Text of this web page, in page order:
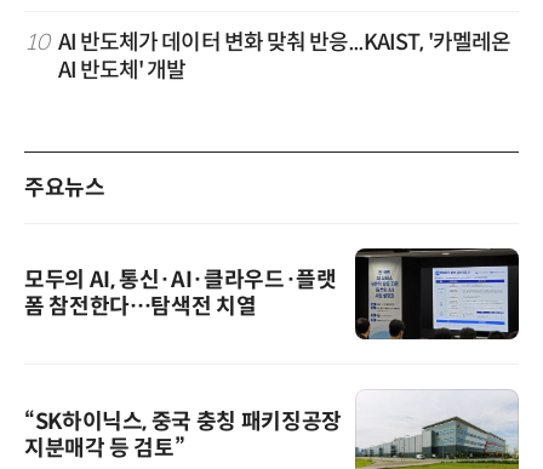
10 AI 반도체가 데이터 변화 맞춰 반응...KAIST, '카멜레온
AI 반도체' 개발
주요뉴스
모두의 AI, 통신·AI·클라우드·플랫
폼 참전한다…탐색전 치열
“SK하이닉스, 중국 충칭 패키징공장
지분매각 등 검토”